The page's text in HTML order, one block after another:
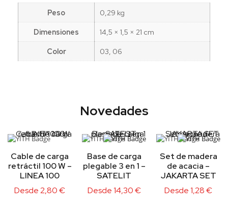
Peso
0,29 kg
Dimensiones
14,5 × 1,5 × 21 cm
Color
03, 06
Novedades
Cable de carga
retráctil 100 W –
LINEA 100
Desde2,80€
Base de carga
plegable 3 en 1 –
SATELIT
Desde14,30€
Set de madera
de acacia –
JAKARTA SET
Desde1,28€